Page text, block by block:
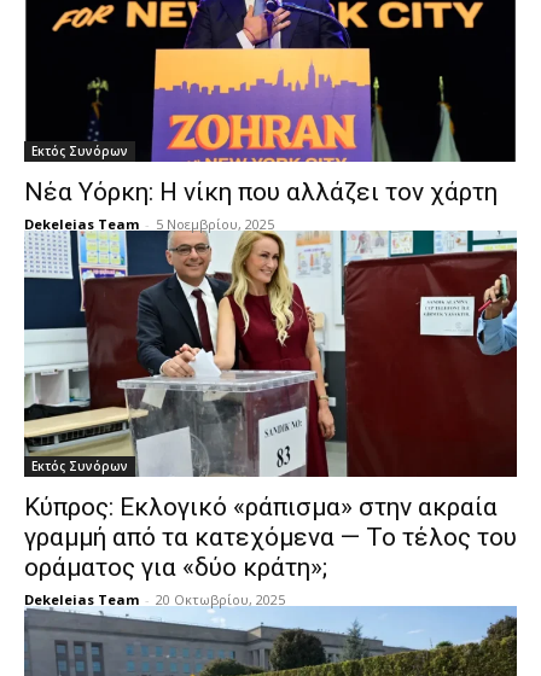
Εκτός Συνόρων
Νέα Υόρκη: Η νίκη που αλλάζει τον χάρτη
Dekeleias Team - 5 Νοεμβρίου, 2025
Εκτός Συνόρων
Κύπρος: Εκλογικό «ράπισμα» στην ακραία
γραμμή από τα κατεχόμενα — Το τέλος του
οράματος για «δύο κράτη»;
Dekeleias Team - 20 Οκτωβρίου, 2025